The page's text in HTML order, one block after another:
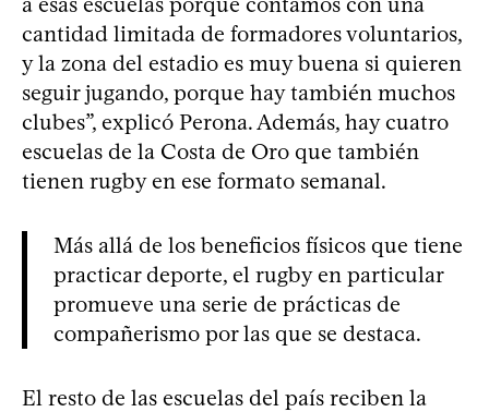
cantidad limitada de formadores voluntarios,
y la zona del estadio es muy buena si quieren
seguir jugando, porque hay también muchos
clubes”, explicó Perona. Además, hay cuatro
escuelas de la Costa de Oro que también
tienen rugby en ese formato semanal.
Más allá de los beneficios físicos que tiene
practicar deporte, el rugby en particular
promueve una serie de prácticas de
compañerismo por las que se destaca.
El resto de las escuelas del país reciben la